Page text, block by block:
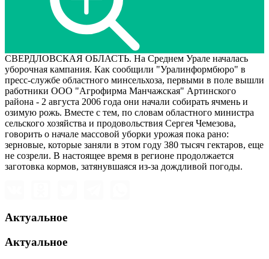
СВЕРДЛОВСКАЯ ОБЛАСТЬ. На Среднем Урале началась
уборочная кампания. Как сообщили "Уралинформбюро" в
пресс-службе областного минсельхоза, первыми в поле вышли
работники ООО "Агрофирма Манчажская" Артинского
района - 2 августа 2006 года они начали собирать ячмень и
озимую рожь. Вместе с тем, по словам областного министра
сельского хозяйства и продовольствия Сергея Чемезова,
говорить о начале массовой уборки урожая пока рано:
зерновые, которые заняли в этом году 380 тысяч гектаров, еще
не созрели. В настоящее время в регионе продолжается
заготовка кормов, затянувшаяся из-за дождливой погоды.
Актуальное
Актуальное